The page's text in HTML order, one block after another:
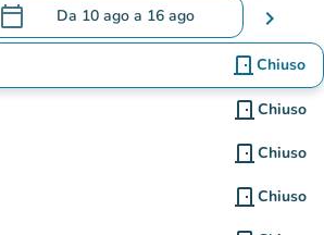
calendar_today Da 10 ago a 16 ago
.Aprire il calendario per modificare le
chevron_right
door_front Chiuso
door_front Chiuso
door_front Chiuso
door_front Chiuso